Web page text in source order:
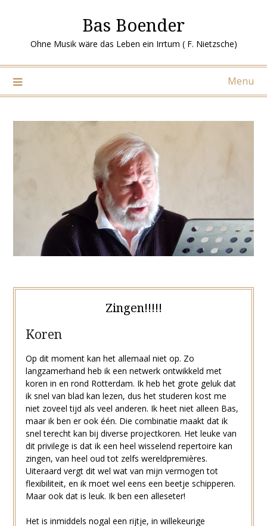
Bas Boender
Ohne Musik wäre das Leben ein Irrtum ( F. Nietzsche)
Menu
Zingen!!!!!
Koren
Op dit moment kan het allemaal niet op. Zo
langzamerhand heb ik een netwerk ontwikkeld met
koren in en rond Rotterdam. Ik heb het grote geluk dat
ik snel van blad kan lezen, dus het studeren kost me
niet zoveel tijd als veel anderen. Ik heet niet alleen Bas,
maar ik ben er ook één. Die combinatie maakt dat ik
snel terecht kan bij diverse projectkoren. Het leuke van
dit privilege is dat ik een heel wisselend repertoire kan
zingen, van heel oud tot zelfs wereldpremières.
Uiteraard vergt dit wel wat van mijn vermogen tot
flexibiliteit, en ik moet wel eens een beetje schipperen.
Maar ook dat is leuk. Ik ben een alleseter!
Het is inmiddels nogal een rijtje, in willekeurige